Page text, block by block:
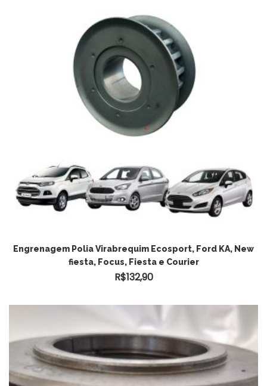
ADICIONAR AO CARRINHO
Engrenagem Polia Virabrequim Ecosport, Ford KA, New
fiesta, Focus, Fiesta e Courier
R$132,90